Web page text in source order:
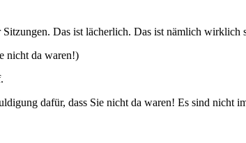
Das ist lächerlich. Das ist nämlich wirklich
nicht da waren!)
dafür, dass Sie nicht da waren! Es sind nicht